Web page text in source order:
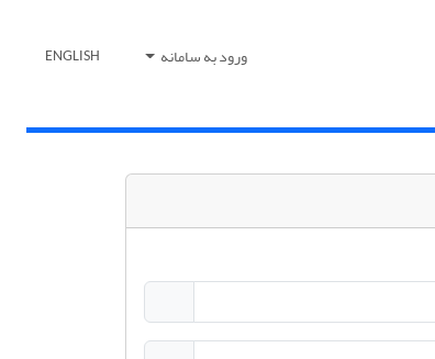
ورود به سامانه ENGLISH